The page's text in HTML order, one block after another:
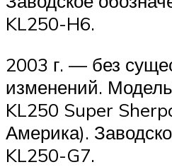
KL250-H6.
2003 г. — без
изменений.
KL250 Super
Америка).
KL250-G7.